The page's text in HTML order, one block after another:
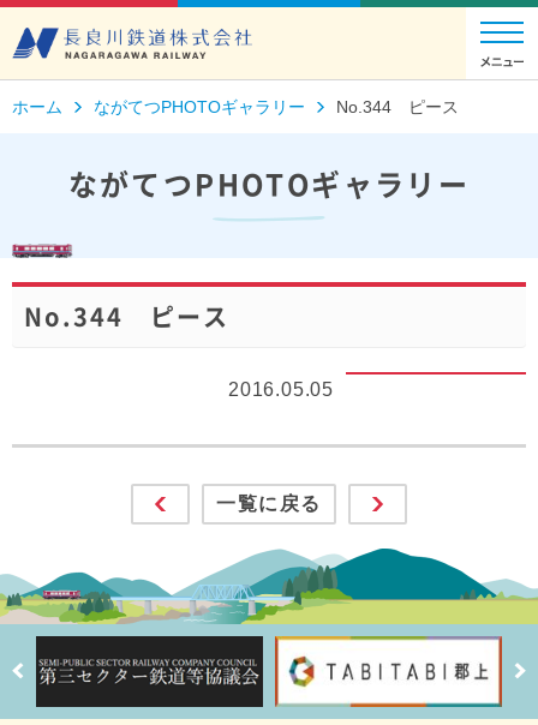
ホーム ながてつPHOTOギャラリー No.344 ピース
ながてつPHOTOギャラリー
No.344 ピース
2016.05.05
一覧に戻る